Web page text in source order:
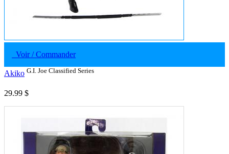
Voir / Commander
Akiko G.I. Joe Classified Series
29.99 $